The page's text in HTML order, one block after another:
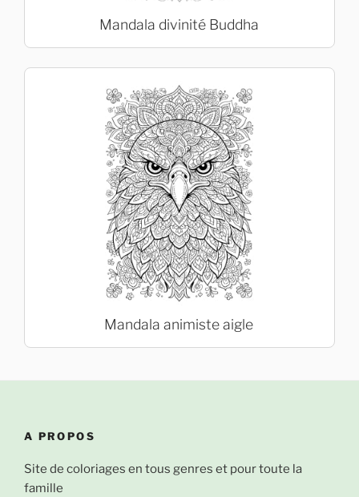
Mandala divinité Buddha
Mandala animiste aigle
A PROPOS
Site de coloriages en tous genres et pour toute la
famille